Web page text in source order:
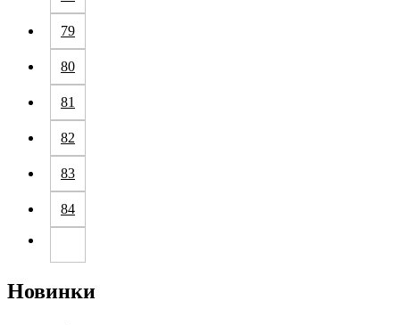
79
80
81
82
83
84
Новинки